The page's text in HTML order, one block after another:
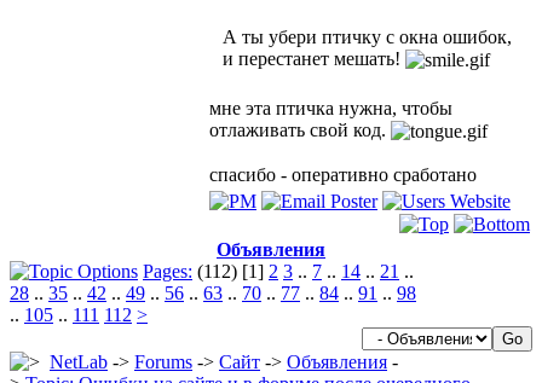
А ты убери птичку с окна ошибок,
и перестанет мешать!
мне эта птичка нужна, чтобы
отлаживать свой код.
спасибо - оперативно сработано
Объявления
Pages: (112) [1] 2 3 .. 7 .. 14 .. 21 ..
28 .. 35 .. 42 .. 49 .. 56 .. 63 .. 70 .. 77 .. 84 .. 91 .. 98
.. 105 .. 111 112 >
NetLab -> Forums -> Сайт -> Объявления -